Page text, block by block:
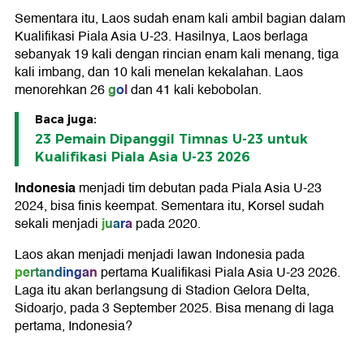
Sementara itu, Laos sudah enam kali ambil bagian dalam
Kualifikasi Piala Asia U-23. Hasilnya, Laos berlaga
sebanyak 19 kali dengan rincian enam kali menang, tiga
kali imbang, dan 10 kali menelan kekalahan. Laos
menorehkan 26goldan 41 kali kebobolan.
Baca juga:
23 Pemain Dipanggil Timnas U-23 untuk
Kualifikasi Piala Asia U-23 2026
Indonesiamenjadi tim debutan pada Piala Asia U-23
2024, bisa finis keempat. Sementara itu, Korsel sudah
sekali menjadijuarapada 2020.
Laos akan menjadi menjadi lawan Indonesia pada
pertandingan pertama Kualifikasi Piala Asia U-23 2026.
Laga itu akan berlangsung di Stadion Gelora Delta,
Sidoarjo, pada 3 September 2025. Bisa menang di laga
pertama, Indonesia?